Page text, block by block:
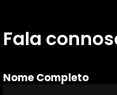
Fala
Nome Completo